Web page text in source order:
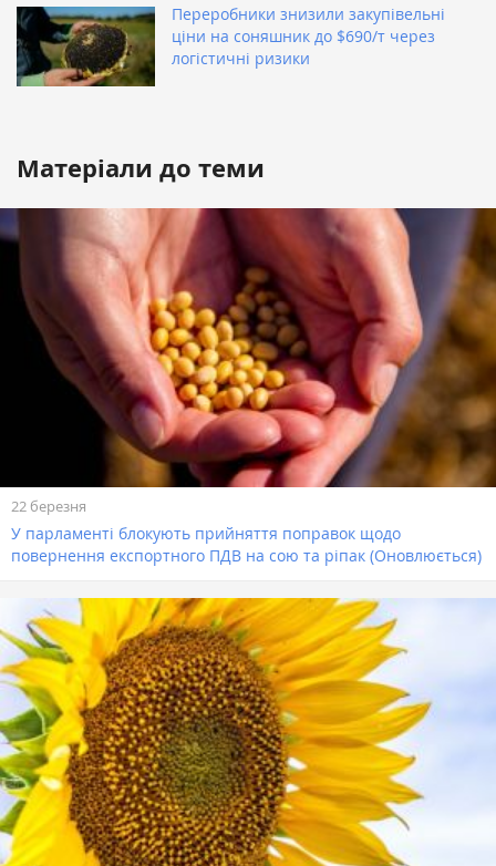
Переробники знизили закупівельні
ціни на соняшник до $690/т через
логістичні ризики
Матеріали до теми
22 березня
У парламенті блокують прийняття поправок щодо
повернення експортного ПДВ на сою та ріпак (Оновлюється)